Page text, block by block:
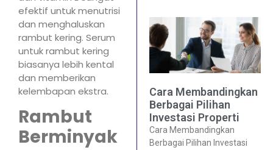
efektif untuk menutrisi
dan menghaluskan
rambut kering. Serum
untuk rambut kering
biasanya lebih kental
dan memberikan
kelembapan ekstra.
Rambut
Berminyak
Cara Membandingkan
Berbagai Pilihan
Investasi Properti
Cara Membandingkan
Berbagai Pilihan Investasi